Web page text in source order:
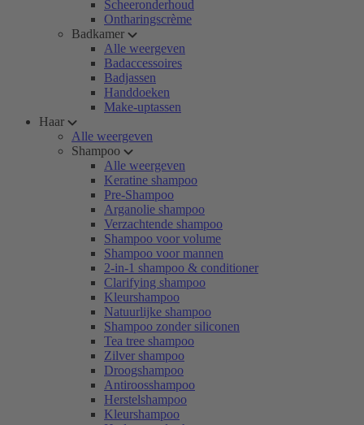
Scheeronderhoud
Ontharingscrème
Badkamer
Alle weergeven
Badaccessoires
Badjassen
Handdoeken
Make-uptassen
Haar
Alle weergeven
Shampoo
Alle weergeven
Keratine shampoo
Pre-Shampoo
Arganolie shampoo
Verzachtende shampoo
Shampoo voor volume
Shampoo voor mannen
2-in-1 shampoo & conditioner
Clarifying shampoo
Kleurshampoo
Natuurlijke shampoo
Shampoo zonder siliconen
Tea tree shampoo
Zilver shampoo
Droogshampoo
Antiroosshampoo
Herstelshampoo
Kleurshampoo